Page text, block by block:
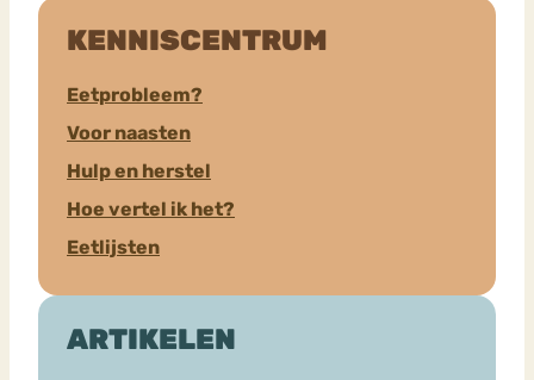
KENNISCENTRUM
Eetprobleem?
Voor naasten
Hulp en herstel
Hoe vertel ik het?
Eetlijsten
ARTIKELEN